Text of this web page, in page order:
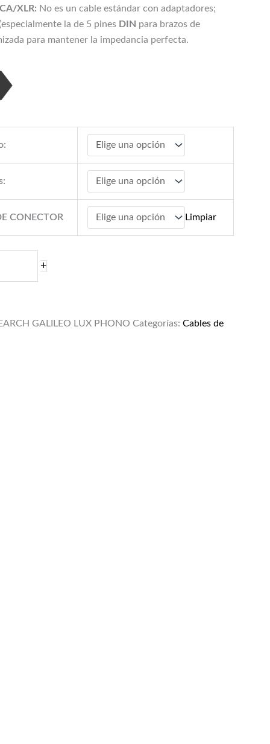
XLR: No es un cable estándar con adaptadores;
la de 5 pines DIN para brazos de
para mantener la impedancia perfecta.
CONECTOR Limpiar
+
GALILEO LUX PHONO Categorías: Cables de